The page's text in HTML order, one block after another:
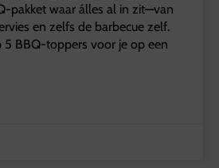
pakket waar álles al in zit—van
en zelfs de barbecue zelf.
BBQ-toppers voor je op een